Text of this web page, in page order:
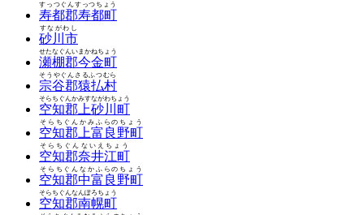
寿都郡寿都町
すっつぐんすっつちょう
砂川市
すながわし
瀬棚郡今金町
せたなぐんいまかねちょう
宗谷郡猿払村
そうやぐんさるふつむら
空知郡上砂川町
そらちぐんかみすながわちょう
空知郡上富良野町
そらちぐんかみふらのちょう
空知郡奈井江町
そらちぐんないえちょう
空知郡中富良野町
そらちぐんなかふらのちょう
空知郡南幌町
そらちぐんなんぽろちょう